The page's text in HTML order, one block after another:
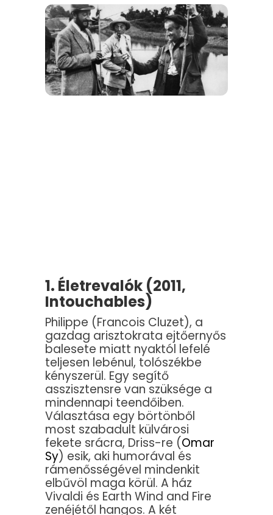
1. Életrevalók (2011,
Intouchables)
Philippe (Francois Cluzet), a
gazdag arisztokrata ejtőernyős
balesete miatt nyaktól lefelé
teljesen lebénul, tolószékbe
kényszerül. Egy segítő
asszisztensre van szüksége a
mindennapi teendőiben.
Választása egy börtönből
most szabadult külvárosi
fekete srácra, Driss-re (Omar
Sy) esik, aki humorával és
rámenősségével mindenkit
elbűvöl maga körül. A ház
Vivaldi és Earth Wind and Fire
zenéjétől hangos. A két